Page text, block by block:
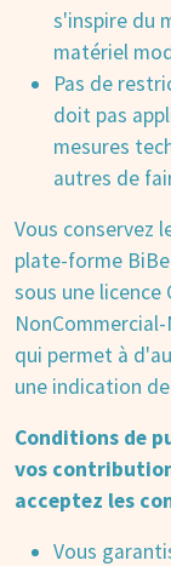
s'inspire du
matériel
Pas de
doit pas
mesures
autres de
Vous conservez
plate-forme
sous une
qui permet à
une indication
Conditions de
vos
acceptez les
Vous